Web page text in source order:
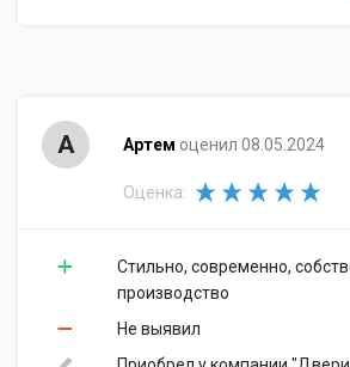
А Артем оценил 08.05.2024
Оценка:
Стильно, современно,
производство
Не выявил